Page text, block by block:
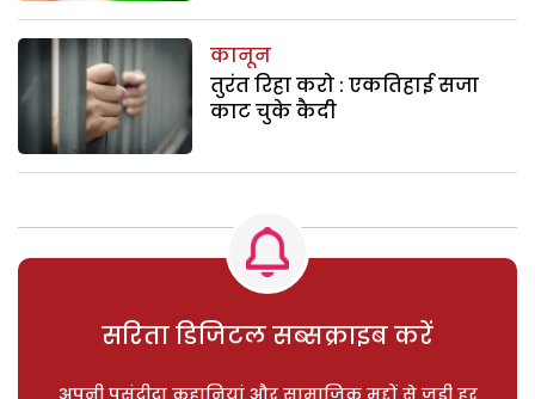
कानून
तुरंत रिहा करो : एकतिहाई सजा
काट चुके कैदी
सरिता डिजिटल सब्सक्राइब करें